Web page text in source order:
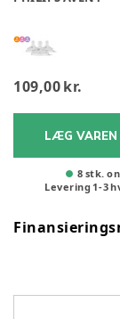
109,00 kr.
LÆG VAREN
8 stk.
Levering 1-3